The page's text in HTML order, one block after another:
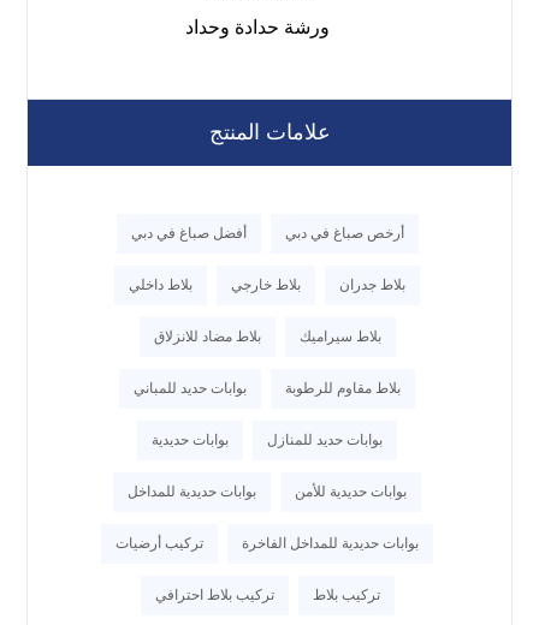
ورشة حدادة وحداد
علامات المنتج
أرخص صباغ في دبي أفضل صباغ في دبي
بلاط جدران بلاط خارجي بلاط داخلي
بلاط سيراميك بلاط مضاد للانزلاق
بلاط مقاوم للرطوبة بوابات حديد للمباني
بوابات حديد للمنازل بوابات حديدية
بوابات حديدية للأمن بوابات حديدية للمداخل
بوابات حديدية للمداخل الفاخرة تركيب أرضيات
تركيب بلاط تركيب بلاط احترافي